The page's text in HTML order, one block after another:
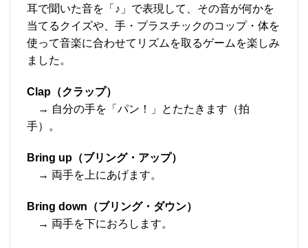
耳で聞いた音を「♪」で表現して、その音が何かを
当てるクイズや、手・プラスチックのコップ・体を
使って音楽に合わせてリズムを取るゲームを楽しみ
ました。
Clap（クラップ）
→ 自分の手を「パン！」とたたきます（拍
手）。
Bring up（ブリング・アップ）
→ 両手を上にあげます。
Bring down（ブリング・ダウン）
→ 両手を下におろします。